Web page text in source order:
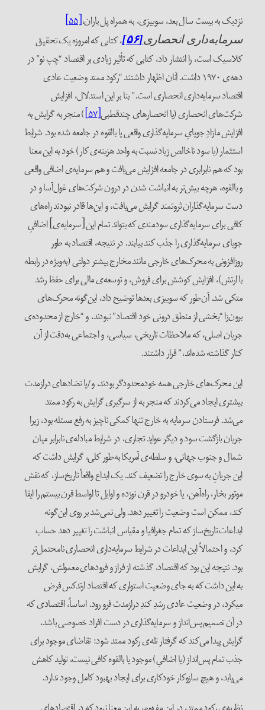
نزدیک به بیست سال بعد، سوییزی، به همراه پل باران،[۵۵]
سرمایه‌داری انحصاری[۵۶]
، کتابی که امروزه یک تحقیق
کلاسیک است، را انتشار داد، کتابی که تأثیر زیادی بر اقتصاد “چپ نو” در
دهه‌ی ۱۹۷۰ داشت. آنان اظهار داشتند “رکود ممتد وضعیت عادی
اقتصاد سرمایه‌داری انحصاری است.” بنا بر این استدلال، افزایش
شرکت‌های انحصاری (یا انحصارهای چند‌قطبی[۵۷]
) منجر به گرایش به
افزایش مازادِ جویایِ سرمایه‌گذاری واقعی یا بالقوه در جامعه شده بود. شرایط
استثمار (یا سود ناخالص زیاد نسبت به واحد هزینه‌ی کار) خود به این معنا
بود که هم نابرابری در جامعه افزایش می‌یافت و هم سرمایه‌ی اضافی واقعی
و بالقوه، هرچه بیش‌تر به انباشت شدن در درون شرکت‌های غول‌آسا و در
دست سرمایه‌گذاران ثروتمند گرایش می‌یافت، و این‌ها قادر نبودند راه‌های
کافی برای سرمایه‌گذاری سودمندی که بتواند تمام این [سرمایه‌ی] اضافیِ
جویای سرمایه‌گذاری را جذب کند بیابند. در نتیجه، اقتصاد به طور
روزافزونی به محرک‌های خارجی مانند مخارج بیشتر دولتی (به‌ویژه در رابطه
با ارتش)، افزایش کوشش برای فروش، و توسعه‌ی مالی برای حفظ رشد
متکی شد. آن‌طور که سوییزی بعدها توضیح داد، این‌گونه محرک‌های
برون‌زا “بخشی از منطق درونی خود اقتصاد” نبودند، و “خارج از محدوده‌ی
جریان اصلی، که ملاحظات تاریخی، سیاسی، و اجتماعی به‌دقت از آن
کنار گذاشته شده‌اند،” قرار داشتند.
این محرک‌های خارجی همه خود‌محدودگر‌ بودند، و/یا تضادهای درازمدت
بیشتری ایجاد می‌کردند که منجر به از سرگیری گرایش‌ به رکود ممتد
می‌شد. فرستادن سرمایه به خارج تنها کمکی ناچیز به رفع مسئله بود، زیرا
جریان بازگشت سود و دیگر عواید تجاری، در شرایط مبادله‌ی نابرابر میان
شمال و جنوب جهانی، و سلطه‌ی آمریکا به‌طور کلی، گرایش داشت که
این جریانِ به سوی خارج را تضعیف کند. یک ابداع واقعاً تاریخ‌ساز، که نقش
موتور بخار، راه‌آهن، یا خودرو در قرن نوزده و اوایل تا اواسط قرن بیستم را ایفا
کند، ممکن است وضعیت را تغییر دهد. ولی نمی‌شد بر روی این‌گونه
ابداعات تاریخ‌ساز که تمام جغرافیا و مقیاس انباشت را تغییر دهد حساب
کرد، و احتمالاً این ابداعات در شرایط سرمایه‌داری انحصاری نا‌محتمل‌تر
بود. نتیجه این بود که اقتصاد، گذشته از فراز و فرود‌های معمولش، گرایش
به این داشت که به جای وضعیت استواری که اقتصاد ارتدکس فرض
میکرد، در وضعیت عادی رشدِ کندِ درازمدت فرو رود. اساساً، اقتصادی که
در آن تصمیم پس‌انداز و سرمایه‌گذاری در دست افراد خصوصی باشد،
گرایش پیدا می‌کند که گرفتار تله‌ی رکود ممتد شود: تقاضای موجود برای
جذب تمام پس‌انداز (یا اضافیِ) موجود یا بالقوه کافی نیست، تولید کاهش
می‌یابد، و هیچ سازوکار خودکاری برای ایجاد بهبود کامل وجود ندارد.